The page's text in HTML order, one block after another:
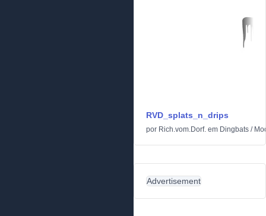
RVD_splats_n_drips
por Rich.vom.Dorf. em Dingbats /
Advertisement